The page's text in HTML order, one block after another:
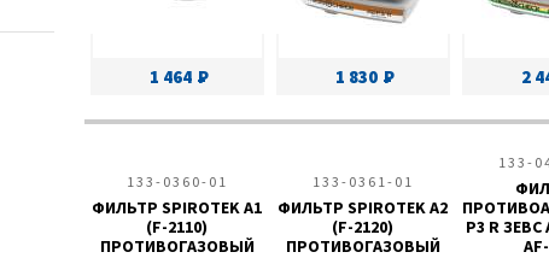
1 464 1 830 2
133-0360-01
ФИЛЬТР SPIROTEK A1
(F-2110)
ПРОТИВОГАЗОВЫЙ
133-0361-01
ФИЛЬТР SPIROTEK A2
(F-2120)
ПРОТИВОГАЗОВЫЙ
133-
P3 R